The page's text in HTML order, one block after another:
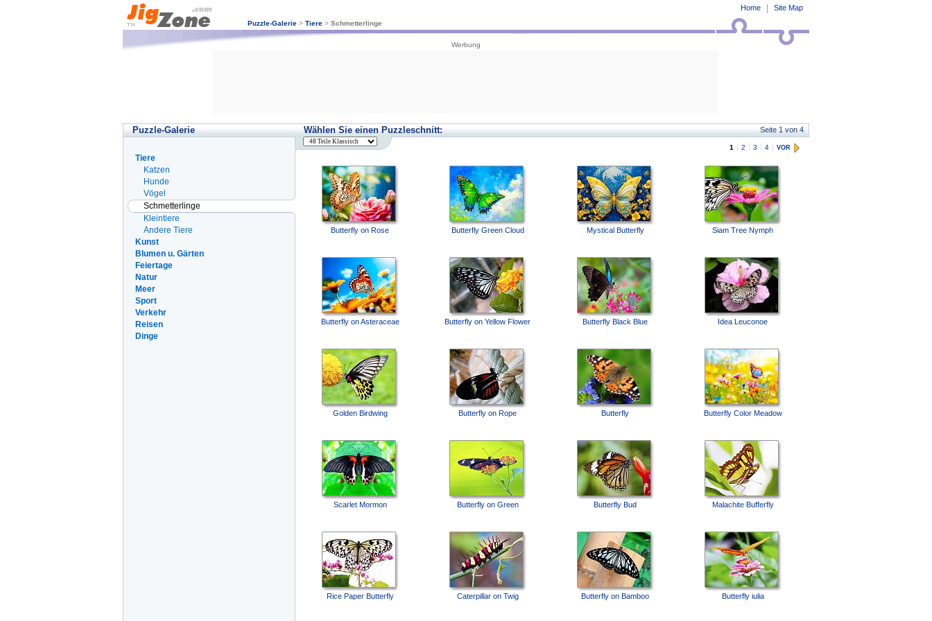
Site Map
Home
Puzzle-Galerie >Tiere >Schmetterlinge
Werbung
Puzzle-Galerie Wählen Sie einen Puzzleschnitt: Seite 1 von 4
1 2 3 4 VOR
Butterfly on Rose Butterfly Green Cloud Mystical Butterfly Siam Tree Nymph
Butterfly on Asteraceae Butterfly on Yellow Flower Butterfly Black Blue Idea Leuconoe
Golden Birdwing Butterfly on Rope Butterfly Butterfly Color Meadow
Scarlet Mormon Butterfly on Green Butterfly Bud Malachite Bufferfly
Rice Paper Butterfly Caterpillar on Twig Butterfly on Bamboo Butterfly iulia
Tiere
Katzen
Hunde
Vögel
Schmetterlinge
Kleintiere
Andere Tiere
Kunst
Blumen u. Gärten
Feiertage
Natur
Meer
Sport
Verkehr
Reisen
Dinge